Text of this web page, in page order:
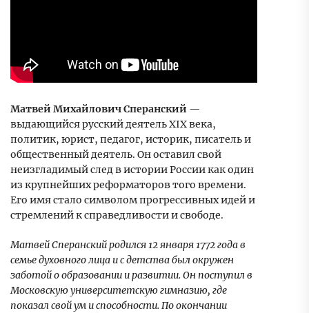
Матвей Михайлович Сперанский —
выдающийся русский деятель XIX века,
политик, юрист, педагог, историк, писатель и
общественный деятель. Он оставил свой
неизгладимый след в истории России как один
из крупнейших реформаторов того времени.
Его имя стало символом прогрессивных идей и
стремлений к справедливости и свободе.
Матвей Сперанский родился 12 января 1772 года в
семье духовного лица и с детства был окружен
заботой о образовании и развитии. Он поступил в
Московскую университетскую гимназию, где
показал свой ум и способности. По окончании